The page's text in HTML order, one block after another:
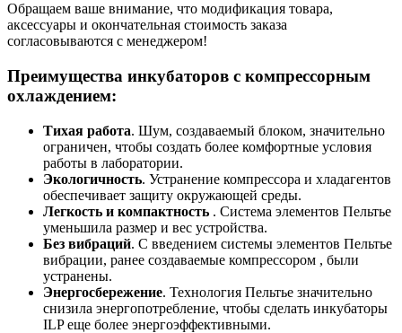
Обращаем ваше внимание, что модификация товара,
аксессуары и окончательная стоимость заказа
согласовываются с менеджером!
Преимущества инкубаторов с компрессорным
охлаждением:
Тихая работа. Шум, создаваемый блоком, значительно
ограничен, чтобы создать более комфортные условия
работы в лаборатории.
Экологичность. Устранение компрессора и хладагентов
обеспечивает защиту окружающей среды.
Легкость и компактность . Система элементов Пельтье
уменьшила размер и вес устройства.
Без вибраций. С введением системы элементов Пельтье
вибрации, ранее создаваемые компрессором , были
устранены.
Энергосбережение. Технология Пельтье значительно
снизила энергопотребление, чтобы сделать инкубаторы
ILP еще более энергоэффективными.